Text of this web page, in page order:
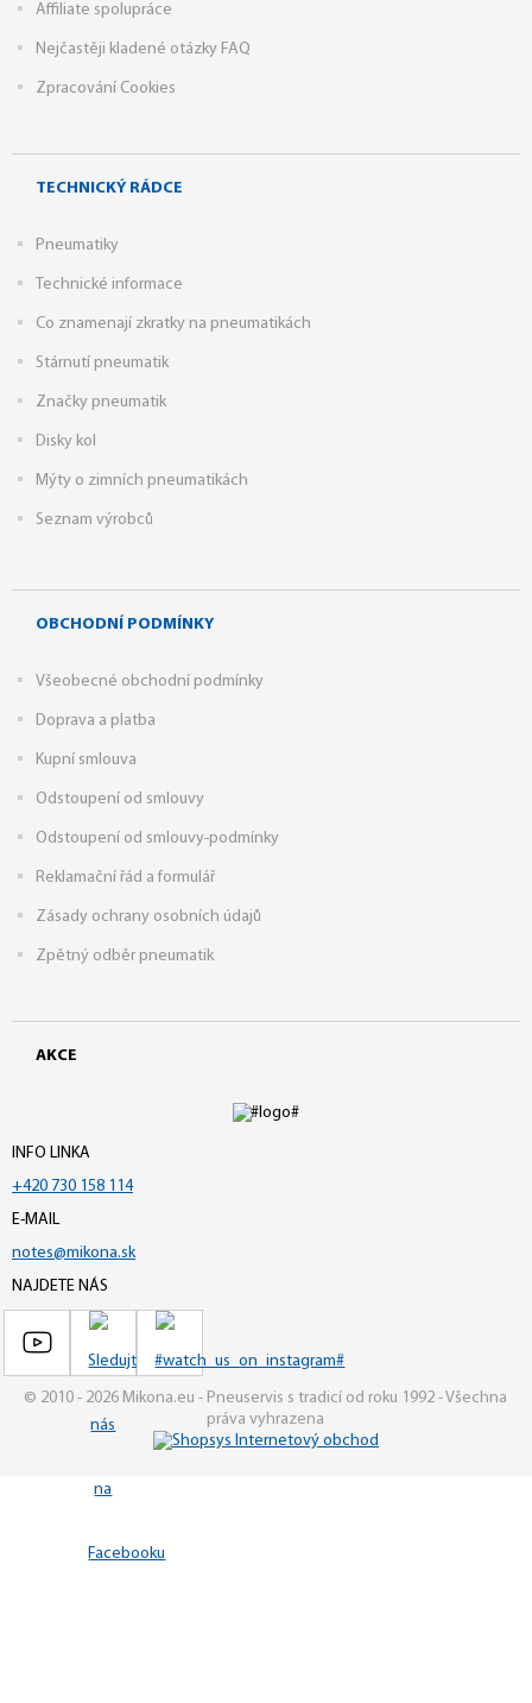
Affiliate spolupráce
Nejčastěji kladené otázky FAQ
Zpracování Cookies
TECHNICKÝ RÁDCE
Pneumatiky
Technické informace
Co znamenají zkratky na pneumatikách
Stárnutí pneumatik
Značky pneumatik
Disky kol
Mýty o zimních pneumatikách
Seznam výrobců
OBCHODNÍ PODMÍNKY
Všeobecné obchodní podmínky
Doprava a platba
Kupní smlouva
Odstoupení od smlouvy
Odstoupení od smlouvy-podmínky
Reklamační řád a formulář
Zásady ochrany osobních údajů
Zpětný odběr pneumatik
AKCE
INFO LINKA
+420 730 158 114
E-MAIL
notes@mikona.sk
NAJDETE NÁS
© 2010 - 2026 Mikona.eu - Pneuservis s tradicí od roku 1992 - Všechna
práva vyhrazena